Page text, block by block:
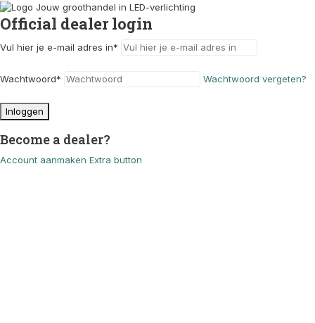
Official dealer login
Vul hier je e-mail adres in*
Wachtwoord* Wachtwoord vergeten?
Inloggen
Become a dealer?
Account aanmaken Extra button